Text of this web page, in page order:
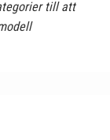
till att